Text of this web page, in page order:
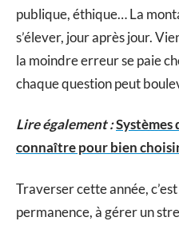
publique, éthique… La
s’élever, jour après jour.
la moindre erreur se paie
chaque question peut
Lire également :Systèmes
connaître pour bien
Traverser cette année,
permanence, à gérer un